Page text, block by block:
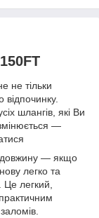
не тільки
шлангів, які Ви
—
довжину — якщо
легко та
Це легкий,